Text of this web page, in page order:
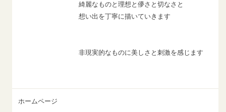
綺麗なものと理想と儚さと切なさと
想い出を丁寧に描いていきます
非現実的なものに美しさと刺激を感じます
ホームページ